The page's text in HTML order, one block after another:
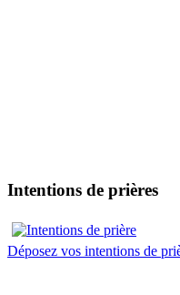
Intentions de prières
Déposez vos intentions de